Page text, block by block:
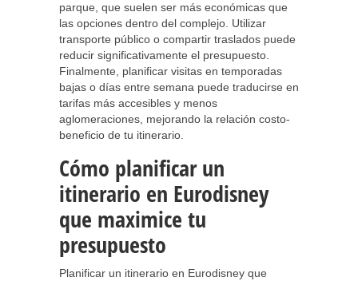
parque, que suelen ser más económicas que
las opciones dentro del complejo. Utilizar
transporte público o compartir traslados puede
reducir significativamente el presupuesto.
Finalmente, planificar visitas en temporadas
bajas o días entre semana puede traducirse en
tarifas más accesibles y menos
aglomeraciones, mejorando la relación costo-
beneficio de tu itinerario.
Cómo planificar un
itinerario en Eurodisney
que maximice tu
presupuesto
Planificar un itinerario en Eurodisney que